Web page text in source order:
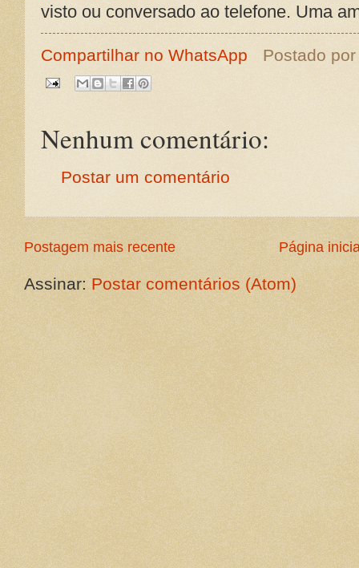
visto ou conversado ao telefone. Uma
Compartilhar no WhatsApp Postado
Nenhum comentário:
Postar um comentário
Postagem mais recente Página
Assinar: Postar comentários (Atom)